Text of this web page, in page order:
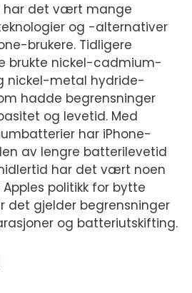
har det vært mange
og -alternativer
brukere. Tidligere
brukte nickel-cadmium-
nickel-metal hydride-
hadde begrensninger
og levetid. Med
har iPhone-
av lengre batterilevetid
har det vært noen
politikk for bytte
det gjelder begrensninger
og batteriutskifting.